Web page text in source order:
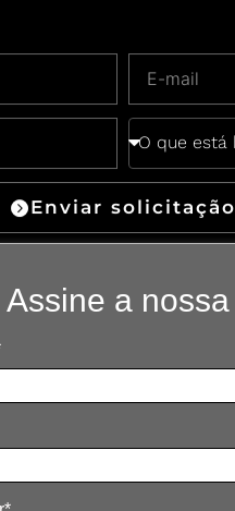
Assine a nossa
Enviar solicitação